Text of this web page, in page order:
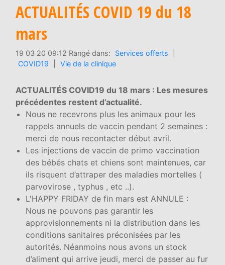
ACTUALITÉS COVID 19 du 18
mars
19 03 20 09:12 Rangé dans: Services offerts
COVID19
Vie de la clinique
ACTUALITÉS COVID19 du 18 mars : Les mesures
précédentes restent d’actualité.
Nous ne recevrons plus les animaux pour les
rappels annuels de vaccin pendant 2 semaines :
merci de nous recontacter début avril.
Les injections de vaccin de primo vaccination
des bébés chats et chiens sont maintenues, car
ils risquent d’attraper des maladies mortelles (
parvovirose , typhus , etc ..).
L'HAPPY FRIDAY de fin mars est ANNULE :
Nous ne pouvons pas garantir les
approvisionnements ni la distribution dans les
conditions sanitaires préconisées par les
autorités. Néanmoins nous avons un stock
d’aliment qui arrive jeudi, merci de passer au fur